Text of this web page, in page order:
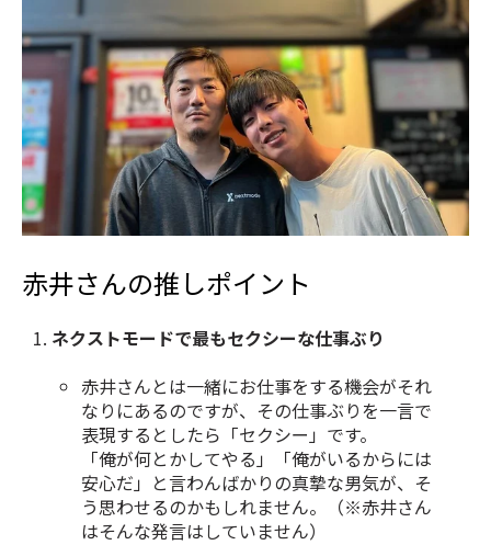
赤井さんの推しポイント
ネクストモードで最もセクシーな仕事ぶり
赤井さんとは一緒にお仕事をする機会がそれ
なりにあるのですが、その仕事ぶりを一言で
表現するとしたら「セクシー」です。
「俺が何とかしてやる」「俺がいるからには
安心だ」と言わんばかりの真摯な男気が、そ
う思わせるのかもしれません。（※赤井さん
はそんな発言はしていません）